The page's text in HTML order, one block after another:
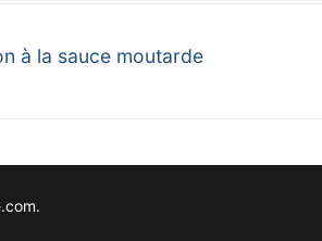
à la sauce moutarde